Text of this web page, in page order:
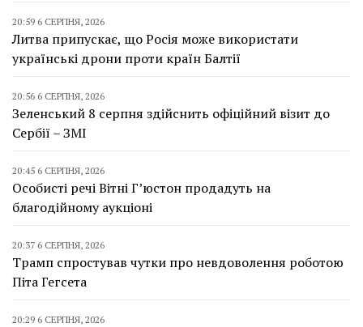
20:59 6 СЕРПНЯ, 2026
Литва припускає, що Росія може використати
українські дрони проти країн Балтії
20:56 6 СЕРПНЯ, 2026
Зеленський 8 серпня здійснить офіційний візит до
Сербії – ЗМІ
20:45 6 СЕРПНЯ, 2026
Особисті речі Вітні Г’юстон продадуть на
благодійному аукціоні
20:37 6 СЕРПНЯ, 2026
Трамп спростував чутки про невдоволення роботою
Піта Гегсета
20:29 6 СЕРПНЯ, 2026